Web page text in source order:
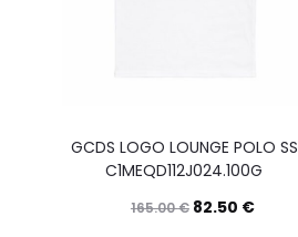
GCDS LOGO LOUNGE POLO SS
C1MEQD112J024.100G
165.00€ 82.50 €